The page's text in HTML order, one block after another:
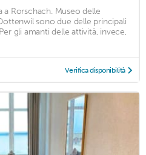
Rorschach. Museo delle
sono due delle principali
gli amanti delle attività, invece,
Verifica disponibilità